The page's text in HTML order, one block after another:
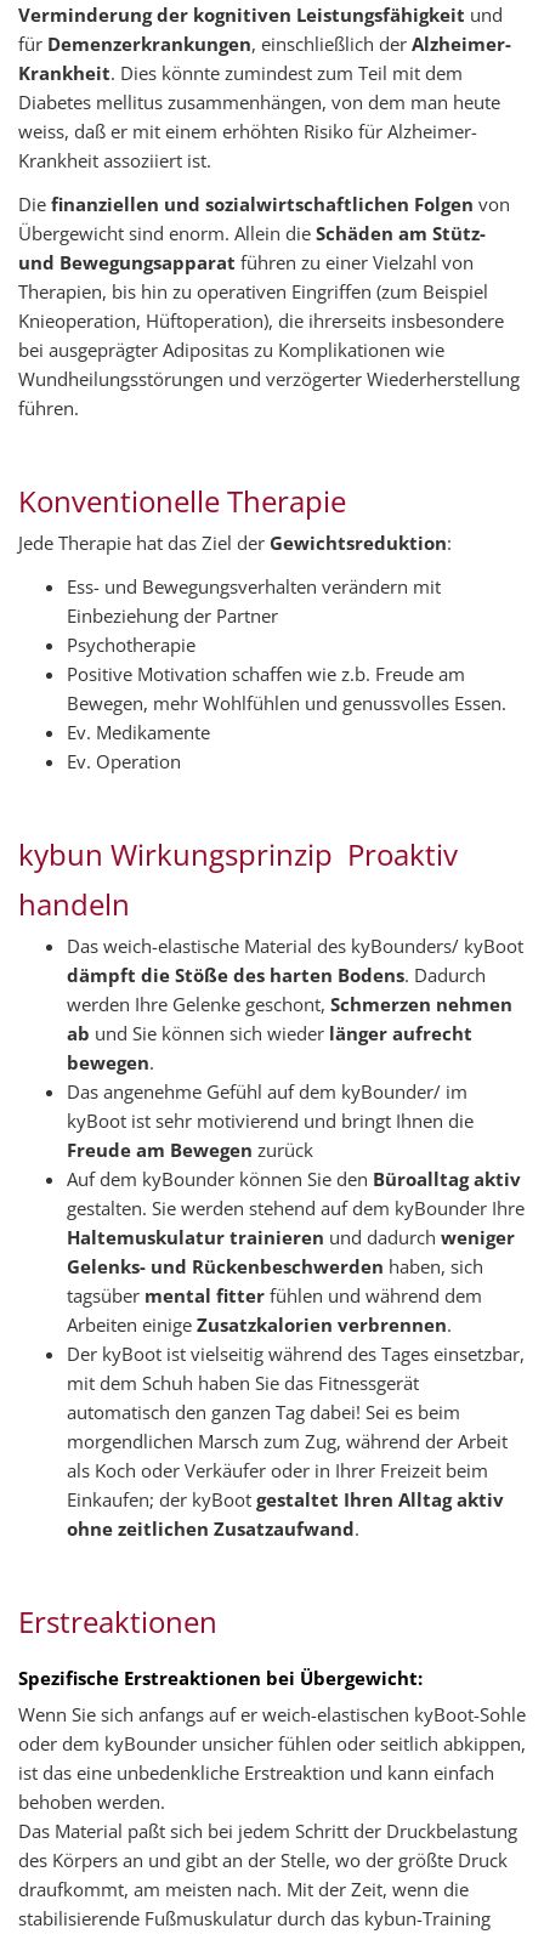
Verminderung der kognitiven Leistungsfähigkeit und
für Demenzerkrankungen, einschließlich der Alzheimer-
Krankheit. Dies könnte zumindest zum Teil mit dem
Diabetes mellitus zusammenhängen, von dem man heute
weiss, daß er mit einem erhöhten Risiko für Alzheimer-
Krankheit assoziiert ist.
Die finanziellen und sozialwirtschaftlichen Folgen von
Übergewicht sind enorm. Allein die Schäden am Stütz-
und Bewegungsapparat führen zu einer Vielzahl von
Therapien, bis hin zu operativen Eingriffen (zum Beispiel
Knieoperation, Hüftoperation), die ihrerseits insbesondere
bei ausgeprägter Adipositas zu Komplikationen wie
Wundheilungsstörungen und verzögerter Wiederherstellung
führen.
Konventionelle Therapie
Jede Therapie hat das Ziel der Gewichtsreduktion:
Ess- und Bewegungsverhalten verändern mit
Einbeziehung der Partner
Psychotherapie
Positive Motivation schaffen wie z.b. Freude am
Bewegen, mehr Wohlfühlen und genussvolles Essen.
Ev. Medikamente
Ev. Operation
kybun Wirkungsprinzip  Proaktiv
handeln
Das weich-elastische Material des kyBounders/ kyBoot
dämpft die Stöße des harten Bodens. Dadurch
werden Ihre Gelenke geschont, Schmerzen nehmen
ab und Sie können sich wieder länger aufrecht
bewegen.
Das angenehme Gefühl auf dem kyBounder/ im
kyBoot ist sehr motivierend und bringt Ihnen die
Freude am Bewegen zurück
Auf dem kyBounder können Sie den Büroalltag aktiv
gestalten. Sie werden stehend auf dem kyBounder Ihre
Haltemuskulatur trainieren und dadurch weniger
Gelenks- und Rückenbeschwerden haben, sich
tagsüber mental fitter fühlen und während dem
Arbeiten einige Zusatzkalorien verbrennen.
Der kyBoot ist vielseitig während des Tages einsetzbar,
mit dem Schuh haben Sie das Fitnessgerät
automatisch den ganzen Tag dabei! Sei es beim
morgendlichen Marsch zum Zug, während der Arbeit
als Koch oder Verkäufer oder in Ihrer Freizeit beim
Einkaufen; der kyBoot gestaltet Ihren Alltag aktiv
ohne zeitlichen Zusatzaufwand.
Erstreaktionen
Spezifische Erstreaktionen bei Übergewicht:
Wenn Sie sich anfangs auf er weich-elastischen kyBoot-Sohle
oder dem kyBounder unsicher fühlen oder seitlich abkippen,
ist das eine unbedenkliche Erstreaktion und kann einfach
behoben werden.
Das Material paßt sich bei jedem Schritt der Druckbelastung
des Körpers an und gibt an der Stelle, wo der größte Druck
draufkommt, am meisten nach. Mit der Zeit, wenn die
stabilisierende Fußmuskulatur durch das kybun-Training